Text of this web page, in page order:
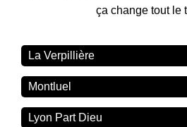
ça change tout le
La Verpillière
Montluel
Lyon Part Dieu